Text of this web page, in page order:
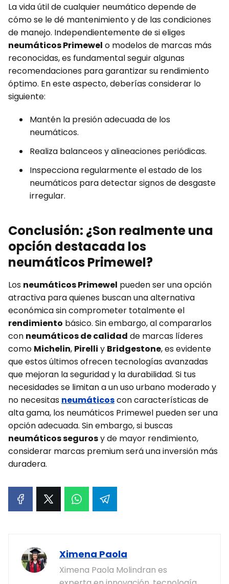
La vida útil de cualquier neumático depende de
cómo se le dé mantenimiento y de las condiciones
de manejo. Independientemente de si eliges
neumáticos Primewel o modelos de marcas más
reconocidas, es fundamental seguir algunas
recomendaciones para garantizar su rendimiento
óptimo. En este aspecto, deberías considerar lo
siguiente:
Mantén la presión adecuada de los
neumáticos.
Realiza balanceos y alineaciones periódicas.
Inspecciona regularmente el estado de los
neumáticos para detectar signos de desgaste
irregular.
Conclusión: ¿Son realmente una
opción destacada los
neumáticos Primewel?
Los neumáticos Primewel pueden ser una opción
atractiva para quienes buscan una alternativa
económica sin comprometer totalmente el
rendimiento básico. Sin embargo, al compararlos
con neumáticos de calidad de marcas líderes
como Michelin, Pirelli y Bridgestone, es evidente
que estos últimos ofrecen tecnologías avanzadas
que mejoran la seguridad y la durabilidad. Si tus
necesidades se limitan a un uso urbano moderado y
no necesitas neumáticoscon características de
alta gama, los neumáticos Primewel pueden ser una
opción adecuada. Sin embargo, si buscas
neumáticos segurosy de mayor rendimiento,
considerar marcas premium será una inversión más
duradera.
Ximena Paola
Ximena Paola Molindran es